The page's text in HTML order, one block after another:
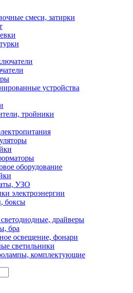
смеси, затирки
устройства
тройники
оборудование
УЗО
электроэнергии
боксы
драйверы
бра
освещение, фонари
светильники
комплектующие